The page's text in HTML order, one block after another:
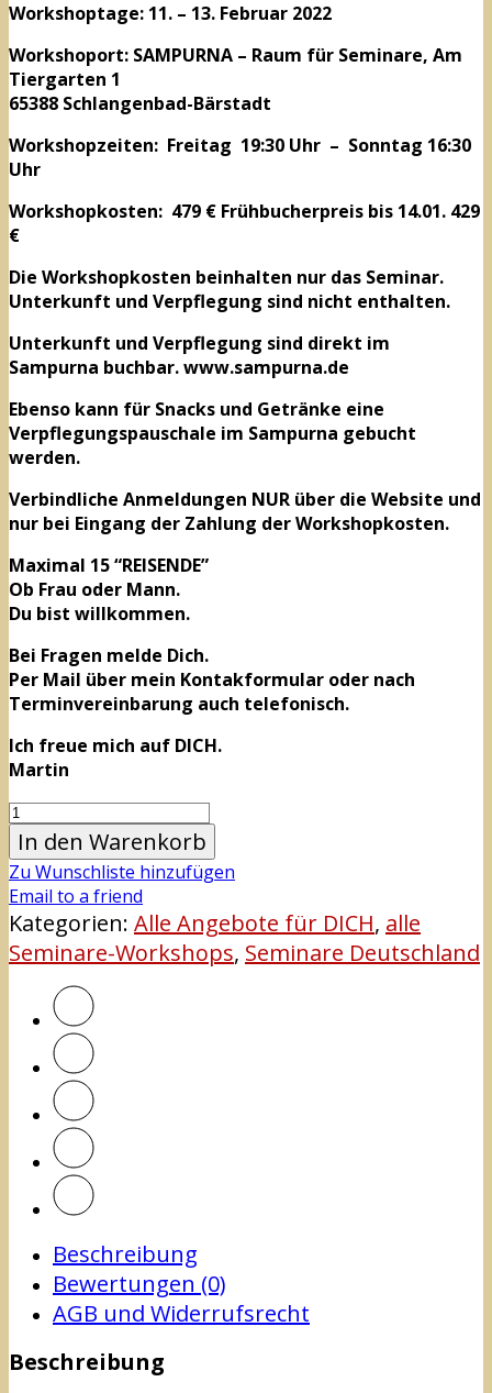
Workshoptage: 11. – 13. Februar 2022
Workshoport: SAMPURNA – Raum für Seminare, Am
Tiergarten 1
65388 Schlangenbad-Bärstadt
Workshopzeiten: Freitag 19:30 Uhr – Sonntag 16:30
Uhr
Workshopkosten: 479 € Frühbucherpreis bis 14.01. 429
€
Die Workshopkosten beinhalten nur das Seminar.
Unterkunft und Verpflegung sind nicht enthalten.
Unterkunft und Verpflegung sind direkt im
Sampurna buchbar. www.sampurna.de
Ebenso kann für Snacks und Getränke eine
Verpflegungspauschale im Sampurna gebucht
werden.
Verbindliche Anmeldungen NUR über die Website und
nur bei Eingang der Zahlung der Workshopkosten.
Maximal 15 “REISENDE”
Ob Frau oder Mann.
Du bist willkommen.
Bei Fragen melde Dich.
Per Mail über mein Kontakformular oder nach
Terminvereinbarung auch telefonisch.
Ich freue mich auf DICH.
Martin
In den Warenkorb
Zu Wunschliste hinzufügen
Email to a friend
Kategorien: Alle Angebote für DICH, alle
Seminare-Workshops, Seminare Deutschland
Beschreibung
Bewertungen (0)
AGB und Widerrufsrecht
Beschreibung